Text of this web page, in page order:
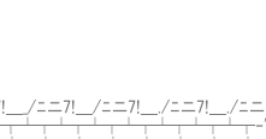
＿_/ﾆニ7!＿/ﾆニ7!＿./ﾆニ7!＿./ﾆ